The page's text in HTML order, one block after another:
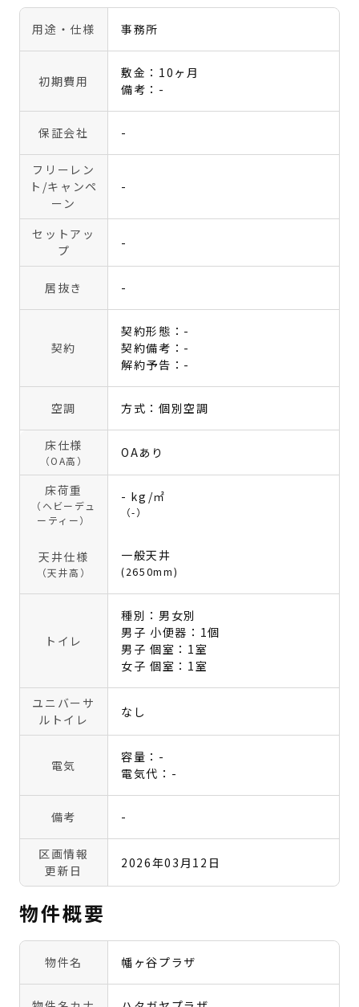
用途・仕様 事務所
初期費用
敷金：10ヶ月
備考：-
保証会社 -
フリーレン
ト /キャンペ
ーン
-
セットアッ
プ
-
居抜き -
契約
契約形態：-
契約備考：-
解約予告：-
空調 方式：個別空調
床仕様
（OA高）
OAあり
床荷重
（ヘビーデュ
ーティー）
- kg/㎡
（-）
天井仕様
（天井高）
一般天井
(2650mm)
トイレ
種別：男女別
男子 小便器：1個
男子 個室：1室
女子 個室：1室
ユニバーサ
ルトイレ
なし
電気
容量：-
電気代：-
備考 -
区画情報
更新日
2026年03月12日
物件概要
物件名 幡ヶ谷プラザ